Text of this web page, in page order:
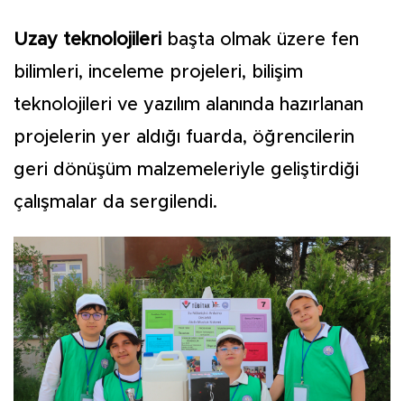
Uzay teknolojileri başta olmak üzere fen
bilimleri, inceleme projeleri, bilişim
teknolojileri ve yazılım alanında hazırlanan
projelerin yer aldığı fuarda, öğrencilerin
geri dönüşüm malzemeleriyle geliştirdiği
çalışmalar da sergilendi.